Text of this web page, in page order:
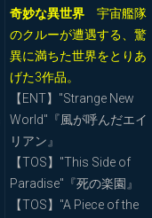
奇妙な異世界 宇宙艦隊
のクルーが遭遇する、驚
異に満ちた世界をとりあ
げた3作品。
【ENT】"Strange New
World"『風が呼んだエイ
リアン』
【TOS】"This Side of
Paradise"『死の楽園』
【TOS】"A Piece of the